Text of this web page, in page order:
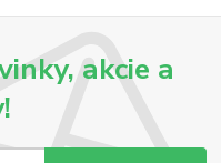
akcie a